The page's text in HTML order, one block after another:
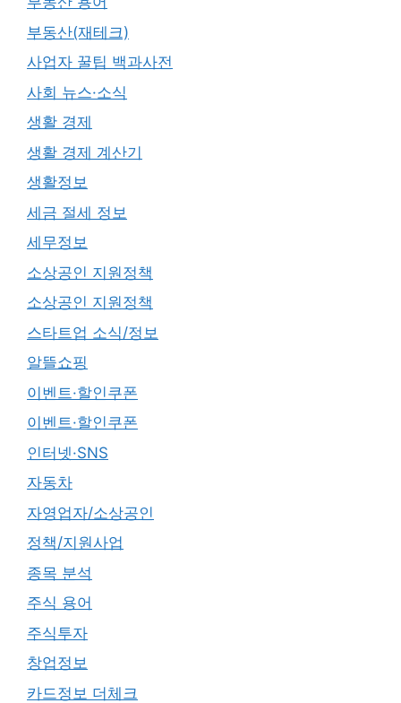
부동산(재테크)
사업자 꿀팁 백과사전
사회 뉴스·소식
생활 경제
생활 경제 계산기
생활정보
세금 절세 정보
세무정보
소상공인 지원정책
소상공인 지원정책
스타트업 소식/정보
알뜰쇼핑
이벤트·할인쿠폰
이벤트·할인쿠폰
인터넷·SNS
자동차
자영업자/소상공인
정책/지원사업
종목 분석
주식 용어
주식투자
창업정보
카드정보 더체크